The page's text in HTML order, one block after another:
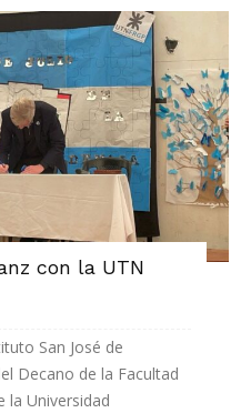
con la UTN
San José de
Decano de la Facultad
la Universidad